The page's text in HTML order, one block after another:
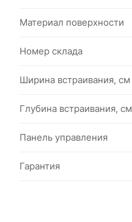
Материал поверхности
Номер склада
Ширина встраивания, см
Глубина встраивания, см
Панель управления
Гарантия